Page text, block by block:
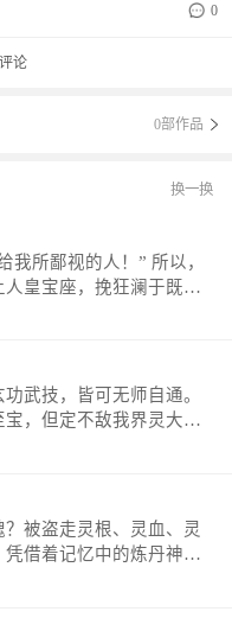
0
论
0部作品
换一换
鄙视的人！” 所以，
皇宝座，挽狂澜于既
段无上的传说！ 微信
weibo.com/u/25284575
大家关注。
武技，皆可无师自通。
，但定不敌我界灵大
会）
被盗走灵根、灵血、灵
借着记忆中的炼丹神
诀，拨开重重迷雾，解